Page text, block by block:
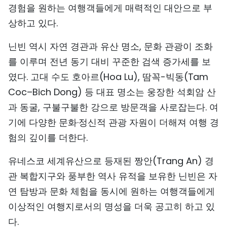
경험을 원하는 여행객들에게 매력적인 대안으로 부
상하고 있다.
닌빈 역시 자연 경관과 유산 명소, 문화 관광이 조화
를 이루며 전년 동기 대비 꾸준한 검색 증가세를 보
였다. 고대 수도 호아르(Hoa Lu), 땀꼭-빅동(Tam
Coc–Bich Dong) 등 대표 명소는 웅장한 석회암 산
과 동굴, 구불구불한 강으로 방문객을 사로잡는다. 여
기에 다양한 문화·정신적 관광 자원이 더해져 여행 경
험의 깊이를 더한다.
유네스코 세계유산으로 등재된 짱안(Trang An) 경
관 복합지구와 풍부한 역사 유적을 보유한 닌빈은 자
연 탐방과 문화 체험을 동시에 원하는 여행객들에게
이상적인 여행지로서의 명성을 더욱 공고히 하고 있
다.